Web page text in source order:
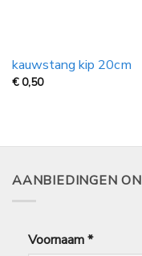
kauwstang kip 20cm
€0,50
AANBIEDINGEN
Voornaam*